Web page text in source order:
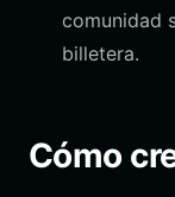
comunidad
billetera.
Cómo